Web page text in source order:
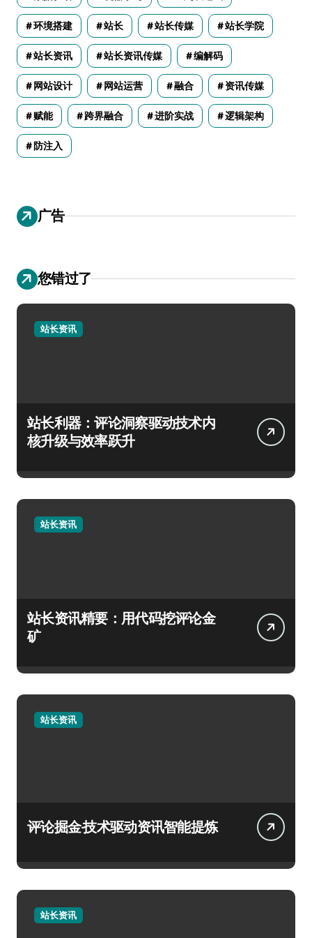
环境搭建 站长 站长传媒 站长学院
站长资讯 站长资讯传媒 编解码
网站设计 网站运营 融合 资讯传媒
赋能 跨界融合 进阶实战 逻辑架构
防注入
广告
您错过了
站长资讯
站长利器：评论洞察驱动技术内
核升级与效率跃升
站长资讯
站长资讯精要：用代码挖评论金
矿
站长资讯
评论掘金·技术驱动资讯智能提炼
站长资讯